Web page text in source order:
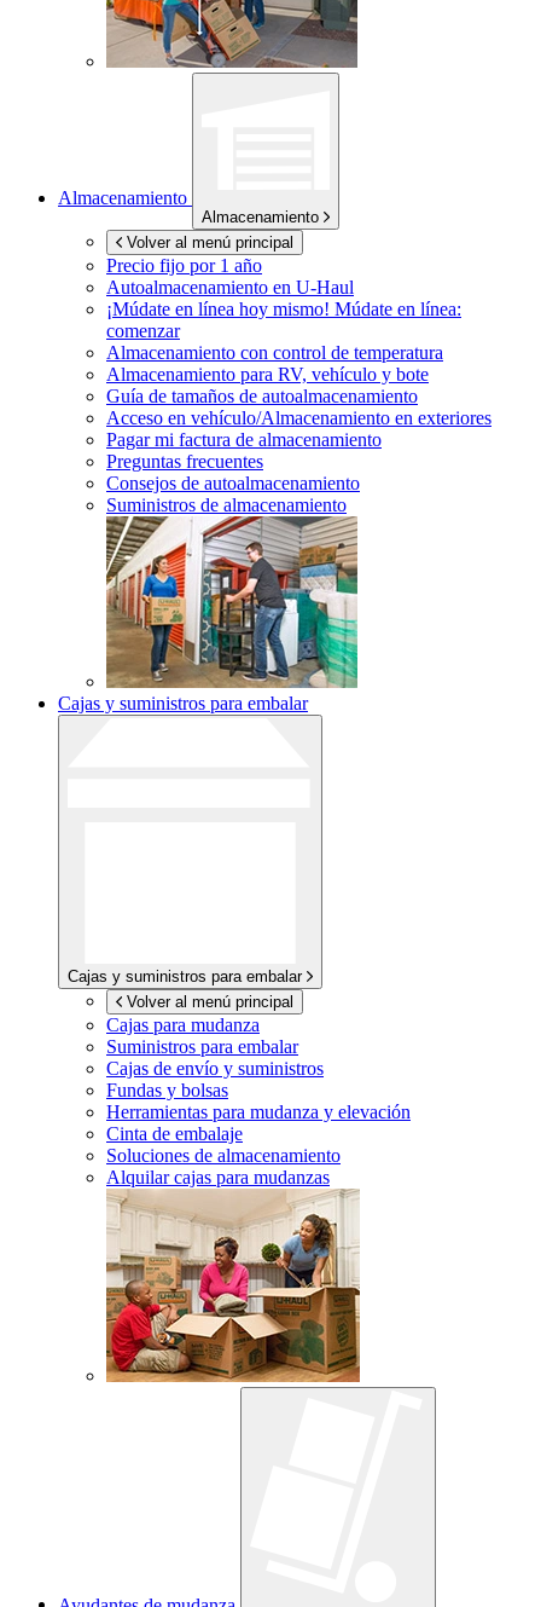
Almacenamiento
Almacenamiento
Volver al menú principal
Precio fijo por 1 año
Autoalmacenamiento en U-Haul
¡Múdate en línea hoy mismo! Múdate en línea:
comenzar
Almacenamiento con control de temperatura
Almacenamiento para RV, vehículo y bote
Guía de tamaños de autoalmacenamiento
Acceso en vehículo/Almacenamiento en exteriores
Pagar mi factura de almacenamiento
Preguntas frecuentes
Consejos de autoalmacenamiento
Suministros de almacenamiento
Cajas y suministros para embalar
Cajas y suministros para embalar
Volver al menú principal
Cajas para mudanza
Suministros para embalar
Cajas de envío y suministros
Fundas y bolsas
Herramientas para mudanza y elevación
Cinta de embalaje
Soluciones de almacenamiento
Alquilar cajas para mudanzas